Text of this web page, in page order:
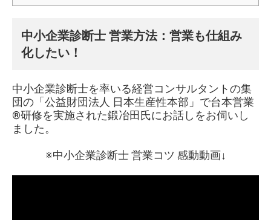
中小企業診断士 営業方法：営業も仕組み
化したい！
中小企業診断士を率いる経営コンサルタントの集
団の「公益財団法人 日本生産性本部」で台本営業
®︎研修を実施された鍛冶田氏にお話しをお伺いし
ました。
※中小企業診断士 営業コツ 感動動画↓